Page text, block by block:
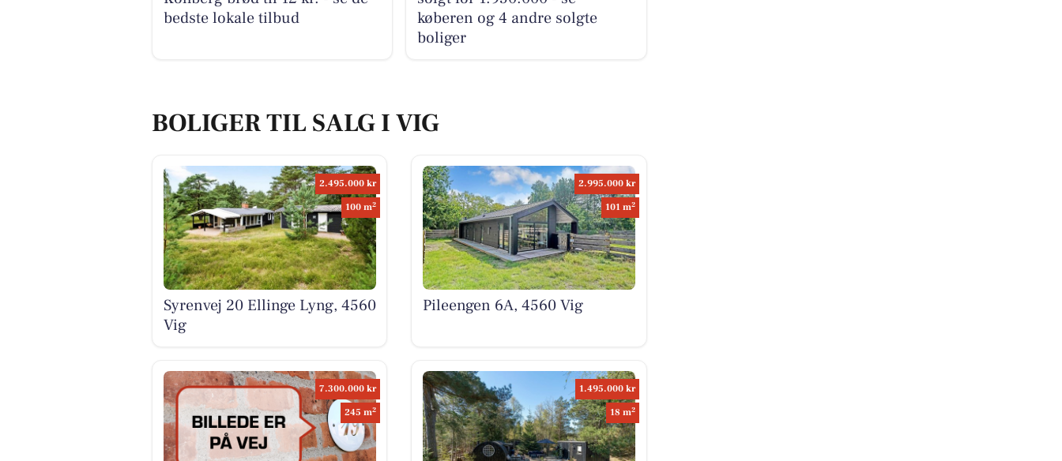
bedste lokale tilbud
køberen og 4 andre solgte
boliger
BOLIGER TIL SALG I VIG
2.495.000 kr
100 m2
Syrenvej 20 Ellinge Lyng, 4560
Vig
2.995.000 kr
101 m2
Pileengen 6A, 4560 Vig
7.300.000 kr
245 m2
1.495.000 kr
18 m2